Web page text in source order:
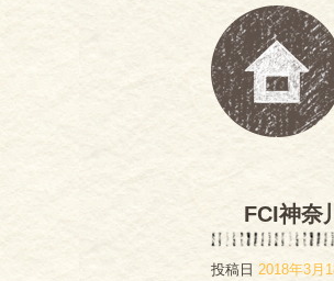
FCI神奈
投稿日 2018年3月